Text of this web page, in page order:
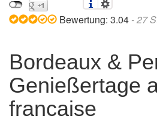
Bewertung: 3.04 -27
Bordeaux &
Genießertage
francaise